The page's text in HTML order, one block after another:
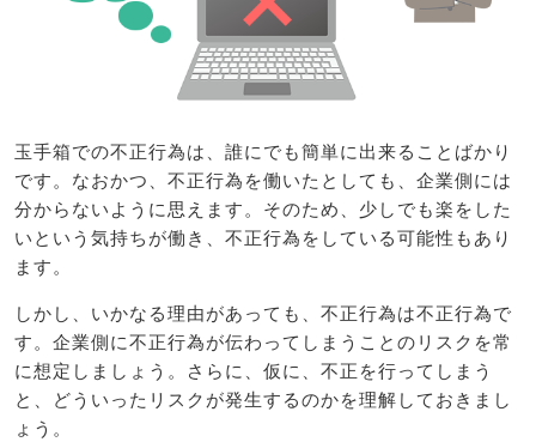
玉手箱での不正行為は、誰にでも簡単に出来ることばかり
です。なおかつ、不正行為を働いたとしても、企業側には
分からないように思えます。そのため、少しでも楽をした
いという気持ちが働き、不正行為をしている可能性もあり
ます。
しかし、いかなる理由があっても、不正行為は不正行為で
す。企業側に不正行為が伝わってしまうことのリスクを常
に想定しましょう。さらに、仮に、不正を行ってしまう
と、どういったリスクが発生するのかを理解しておきまし
ょう。